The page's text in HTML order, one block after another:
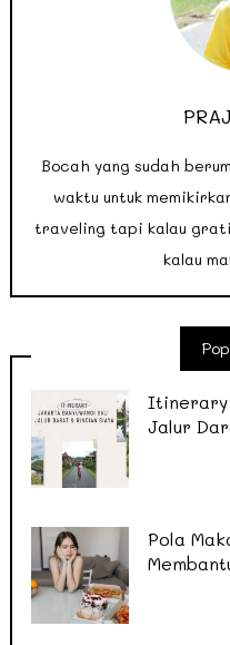
Bocah yang sudah
waktu untuk
traveling tapi kalau
kalau
Itinerary
Jalur
Pola